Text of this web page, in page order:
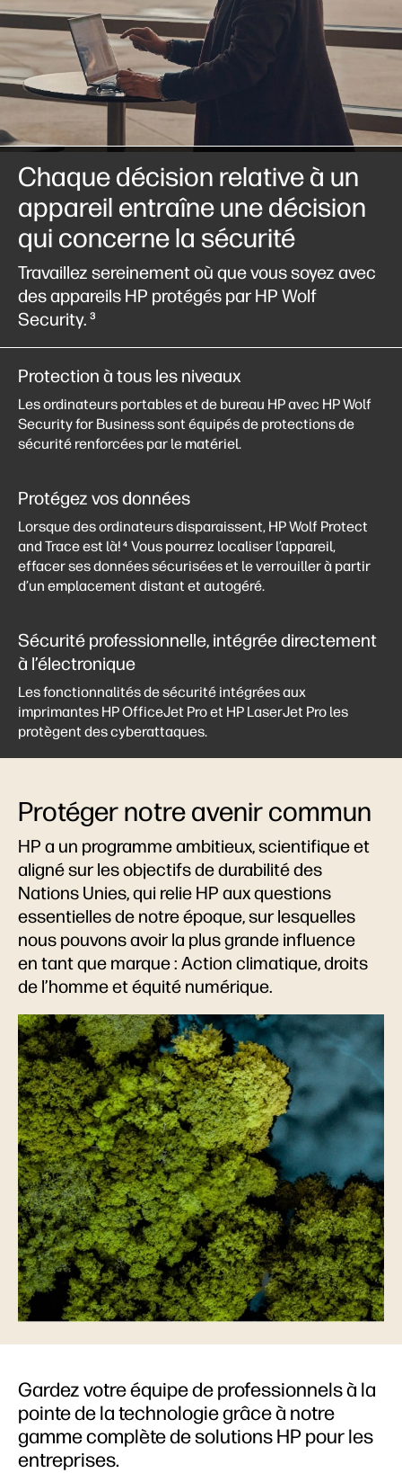
Chaque décision relative à un
appareil entraîne une décision
qui concerne la sécurité
Travaillez sereinement où que vous soyez avec
des appareils HP protégés par HP Wolf
Security. 3
Protection à tous les niveaux
Les ordinateurs portables et de bureau HP avec HP Wolf
Security for Business sont équipés de protections de
sécurité renforcées par le matériel.
Protégez vos données
Lorsque des ordinateurs disparaissent, HP Wolf Protect
and Trace est là! 4 Vous pourrez localiser l’appareil,
effacer ses données sécurisées et le verrouiller à partir
d’un emplacement distant et autogéré.
Sécurité professionnelle, intégrée directement
à l’électronique
Les fonctionnalités de sécurité intégrées aux
imprimantes HP OfficeJet Pro et HP LaserJet Pro les
protègent des cyberattaques.
Protéger notre avenir commun
HP a un programme ambitieux, scientifique et
aligné sur les objectifs de durabilité des
Nations Unies, qui relie HP aux questions
essentielles de notre époque, sur lesquelles
nous pouvons avoir la plus grande influence
en tant que marque : Action climatique, droits
de l’homme et équité numérique.
Gardez votre équipe de professionnels à la
pointe de la technologie grâce à notre
gamme complète de solutions HP pour les
entreprises.